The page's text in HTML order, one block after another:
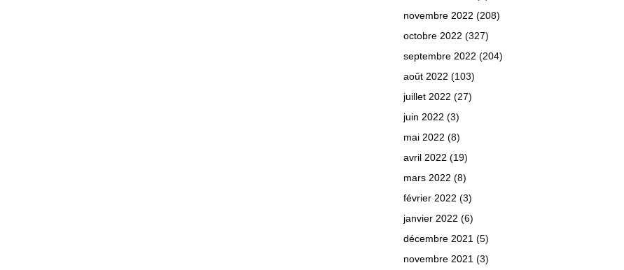
novembre 2022 (208)
octobre 2022 (327)
septembre 2022 (204)
août 2022 (103)
juillet 2022 (27)
juin 2022 (3)
mai 2022 (8)
avril 2022 (19)
mars 2022 (8)
février 2022 (3)
janvier 2022 (6)
décembre 2021 (5)
novembre 2021 (3)